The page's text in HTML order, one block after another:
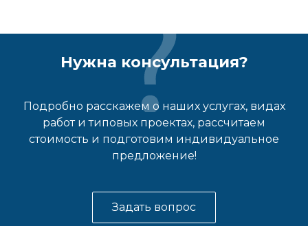
Нужна консультация?
Подробно расскажем о наших услугах, видах
работ и типовых проектах, рассчитаем
стоимость и подготовим индивидуальное
предложение!
Задать вопрос